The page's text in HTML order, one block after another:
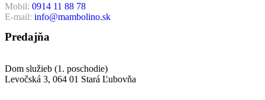
Mobil: 0914 11 88 78
E-mail: info@mambolino.sk
Predajňa
Dom služieb (1. poschodie)
Levočská 3, 064 01 Stará Ľubovňa